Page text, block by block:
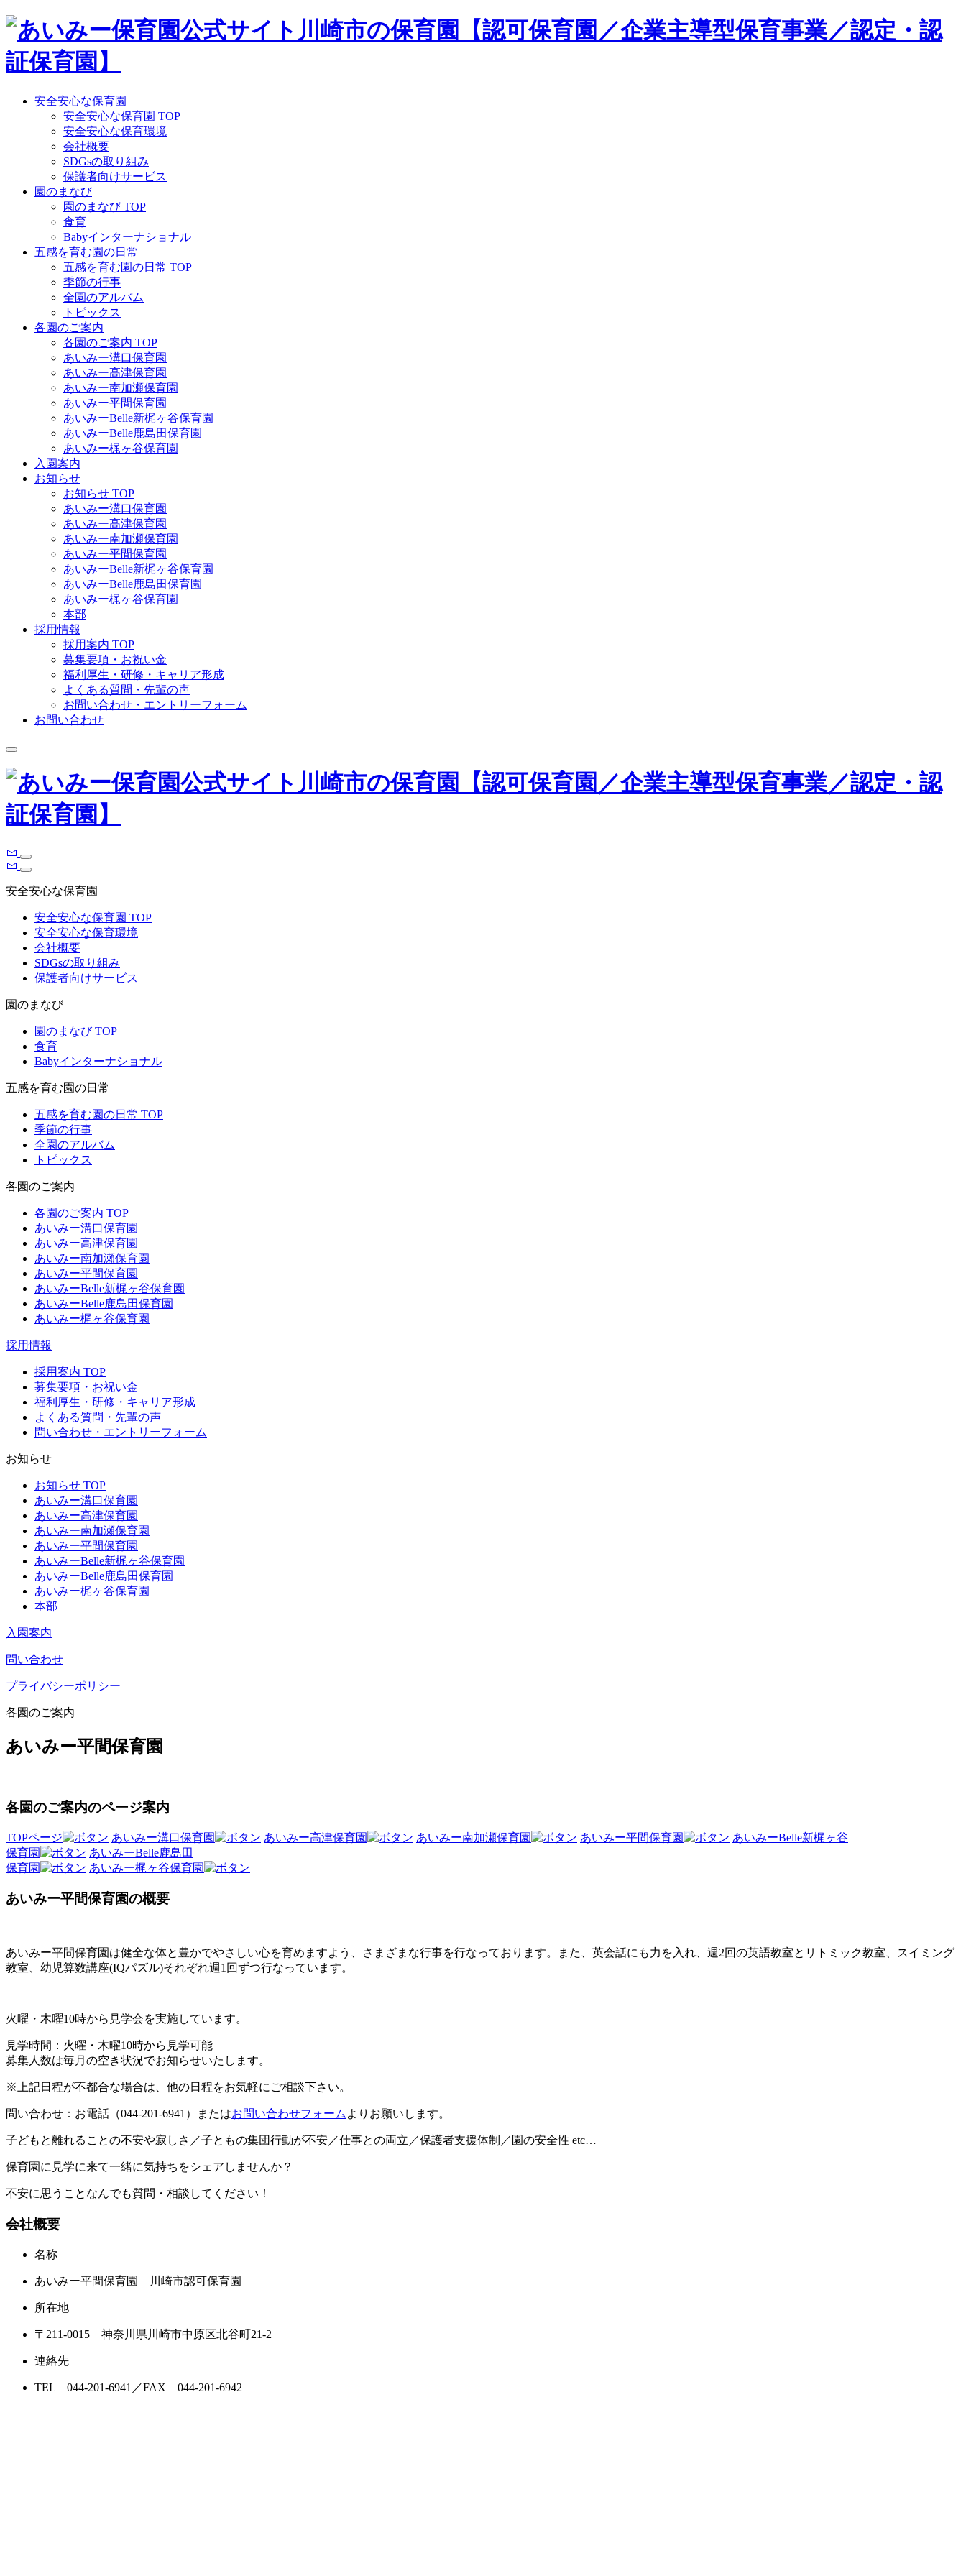
Skip
content
安全安心な保育園
安全安心な保育園 TOP
安全安心な保育環境
会社概要
SDGsの取り組み
保護者向けサービス
園のまなび
園のまなび TOP
食育
Babyインターナショナル
五感を育む園の日常
五感を育む園の日常 TOP
季節の行事
全園のアルバム
トピックス
各園のご案内
各園のご案内 TOP
あいみー溝口保育園
あいみー高津保育園
あいみー南加瀬保育園
あいみー平間保育園
あいみーBelle新梶ヶ谷保育園
あいみーBelle鹿島田保育園
あいみー梶ヶ谷保育園
入園案内
お知らせ
お知らせ TOP
あいみー溝口保育園
あいみー高津保育園
あいみー南加瀬保育園
あいみー平間保育園
あいみーBelle新梶ヶ谷保育園
あいみーBelle鹿島田保育園
あいみー梶ヶ谷保育園
本部
採用情報
採用案内 TOP
募集要項・お祝い金
福利厚生・研修・キャリア形成
よくある質問・先輩の声
お問い合わせ・エントリーフォーム
お問い合わせ
安全安心な保育園
安全安心な保育園 TOP
安全安心な保育環境
会社概要
SDGsの取り組み
保護者向けサービス
園のまなび
園のまなび TOP
食育
Babyインターナショナル
五感を育む園の日常
五感を育む園の日常 TOP
季節の行事
全園のアルバム
トピックス
各園のご案内
各園のご案内 TOP
あいみー溝口保育園
あいみー高津保育園
あいみー南加瀬保育園
あいみー平間保育園
あいみーBelle新梶ヶ谷保育園
あいみーBelle鹿島田保育園
あいみー梶ヶ谷保育園
採用情報
採用案内 TOP
募集要項・お祝い金
福利厚生・研修・キャリア形成
よくある質問・先輩の声
問い合わせ・エントリーフォーム
お知らせ
お知らせ TOP
あいみー溝口保育園
あいみー高津保育園
あいみー南加瀬保育園
あいみー平間保育園
あいみーBelle新梶ヶ谷保育園
あいみーBelle鹿島田保育園
あいみー梶ヶ谷保育園
本部
入園案内
問い合わせ
プライバシーポリシー
各園のご案内
あいみー平間保育園
各園のご案内のページ案内
TOPページ あいみー溝口保育園 あいみー高津保育園 あいみー南加瀬保育園 あいみー平間保育園
あいみーBelle新梶ヶ谷
保育園
あいみーBelle鹿島田
保育園
あいみー梶ヶ谷保育園
あいみー平間保育園の概要
あいみー平間保育園は健全な体と豊かでやさしい心を育めますよう、さまざまな行事を行なっております。また、英会話にも力を入れ、週2回の英語教室とリトミック教室、スイミング
教室、幼児算数講座(IQパズル)それぞれ週1回ずつ行なっています。
火曜・木曜10時から見学会を実施しています。
見学時間：火曜・木曜10時から見学可能
募集人数は毎月の空き状況でお知らせいたします。
※上記日程が不都合な場合は、他の日程をお気軽にご相談下さい。
問い合わせ：お電話（044-201-6941）またはお問い合わせフォームよりお願いします。
子どもと離れることの不安や寂しさ／子ともの集団行動が不安／仕事との両立／保護者支援体制／園の安全性 etc…
保育園に見学に来て一緒に気持ちをシェアしませんか？
不安に思うことなんでも質問・相談してください！
会社概要
名称
あいみー平間保育園 川崎市認可保育園
所在地
〒211-0015 神奈川県川崎市中原区北谷町21-2
連絡先
TEL 044-201-6941／FAX 044-201-6942